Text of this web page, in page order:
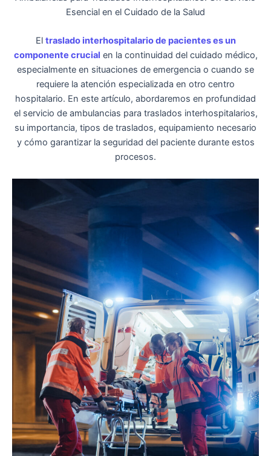
Esencial en el Cuidado de la Salud
El traslado interhospitalario de pacientes es un
componente crucial en la continuidad del cuidado médico,
especialmente en situaciones de emergencia o cuando se
requiere la atención especializada en otro centro
hospitalario. En este artículo, abordaremos en profundidad
el servicio de ambulancias para traslados interhospitalarios,
su importancia, tipos de traslados, equipamiento necesario
y cómo garantizar la seguridad del paciente durante estos
procesos.